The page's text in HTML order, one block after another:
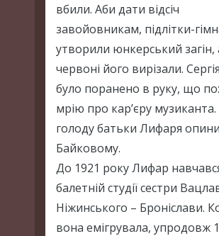
вбили. Аби дати відсіч
завойовникам, підлітки-
утворили юнкерський загін,
червоні його вирізали.
було поранено в руку, що
мрію про кар’єру музиканта.
голоду батьки Лифаря
Байковому.
До 1921 року Лифар
балетній студії сестри
Ніжинського – Броніслави.
вона емігрувала, упродовж